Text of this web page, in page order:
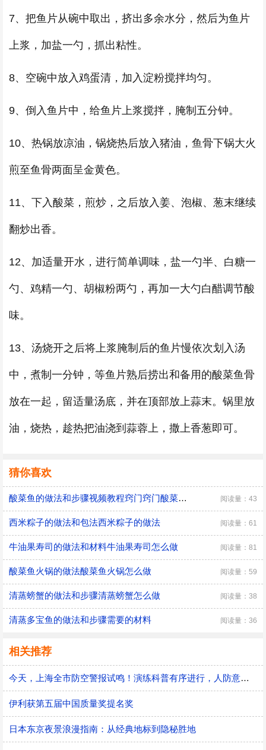
7、把鱼片从碗中取出，挤出多余水分，然后为鱼片
上浆，加盐一勺，抓出粘性。
8、空碗中放入鸡蛋清，加入淀粉搅拌均匀。
9、倒入鱼片中，给鱼片上浆搅拌，腌制五分钟。
10、热锅放凉油，锅烧热后放入猪油，鱼骨下锅大火
煎至鱼骨两面呈金黄色。
11、下入酸菜，煎炒，之后放入姜、泡椒、葱末继续
翻炒出香。
12、加适量开水，进行简单调味，盐一勺半、白糖一
勺、鸡精一勺、胡椒粉两勺，再加一大勺白醋调节酸
味。
13、汤烧开之后将上浆腌制后的鱼片慢依次划入汤
中，煮制一分钟，等鱼片熟后捞出和备用的酸菜鱼骨
放在一起，留适量汤底，并在顶部放上蒜末。锅里放
油，烧热，趁热把油浇到蒜蓉上，撒上香葱即可。
猜你喜欢
酸菜鱼的做法和步骤视频教程窍门窍门酸菜鱼的做法和步骤 阅读量：43
西米粽子的做法和包法西米粽子的做法 阅读量：61
牛油果寿司的做法和材料牛油果寿司怎么做 阅读量：81
酸菜鱼火锅的做法酸菜鱼火锅怎么做 阅读量：59
清蒸螃蟹的做法和步骤清蒸螃蟹怎么做 阅读量：38
清蒸多宝鱼的做法和步骤需要的材料 阅读量：36
相关推荐
今天，上海全市防空警报试鸣！演练科普有序进行，人防意识“声入人心”
伊利获第五届中国质量奖提名奖
日本东京夜景浪漫指南：从经典地标到隐秘胜地